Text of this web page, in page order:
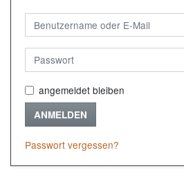
angemeldet bleiben
ANMELDEN
Passwort vergessen?